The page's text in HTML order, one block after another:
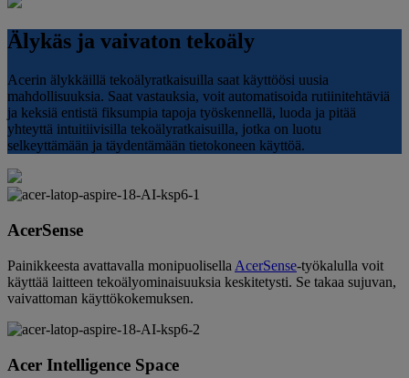
Älykäs ja vaivaton tekoäly
Acerin älykkäillä tekoälyratkaisuilla saat käyttöösi uusia
mahdollisuuksia. Saat vastauksia, voit automatisoida rutiinitehtäviä
ja keksiä entistä fiksumpia tapoja työskennellä, luoda ja pitää
yhteyttä intuitiivisilla tekoälyratkaisuilla, jotka on luotu
selkeyttämään ja täydentämään tietokoneen käyttöä.
AcerSense
Painikkeesta avattavalla monipuolisella AcerSense-työkalulla voit
käyttää laitteen tekoälyominaisuuksia keskitetysti. Se takaa sujuvan,
vaivattoman käyttökokemuksen.
Acer Intelligence Space